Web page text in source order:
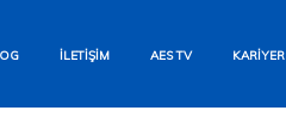
İLETIŞIM AES TV KARIYER